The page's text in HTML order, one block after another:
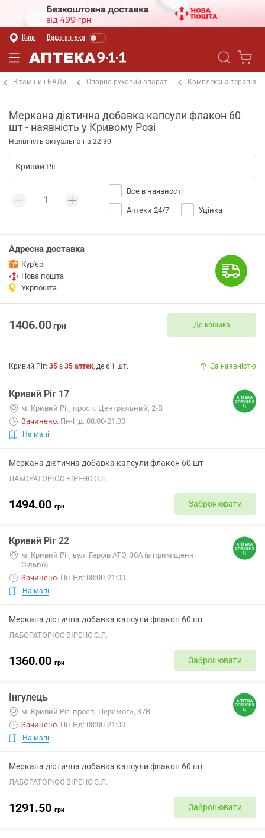
Київ Ваша аптека
Вітаміни і БАДи Опорно-руховий апарат Комплексна терапія
Меркана дієтична добавка капсули флакон 60
шт - наявність у Кривому Розі
Наявність актуальна на 22:30
Все в наявності
Аптеки 24/7 Уцінка
Адресна доставка
Кур'єр
Нова пошта
Укрпошта
1406.00грн До кошика
Кривий Ріг: 35 з 35 аптек, де є 1 шт. За наявністю
Кривий Ріг 17
м. Кривий Ріг, просп. Центральний, 2-В
Зачинено. Пн-Нд: 08:00-21:00
На мапі
Меркана дієтична добавка капсули флакон 60 шт
ЛАБОРАТОРІОС ВІРЕНС С.Л.
1494.00 грн Забронювати
Кривий Ріг 22
м. Кривий Ріг, вул. Героїв АТО, 30А (в приміщенні
Сільпо)
Зачинено. Пн-Нд: 08:00-21:00
На мапі
Меркана дієтична добавка капсули флакон 60 шт
ЛАБОРАТОРІОС ВІРЕНС С.Л.
1360.00 грн Забронювати
Інгулець
м. Кривий Ріг, просп. Перемоги, 37В
Зачинено. Пн-Нд: 08:00-21:00
На мапі
Меркана дієтична добавка капсули флакон 60 шт
ЛАБОРАТОРІОС ВІРЕНС С.Л.
1291.50 грн Забронювати